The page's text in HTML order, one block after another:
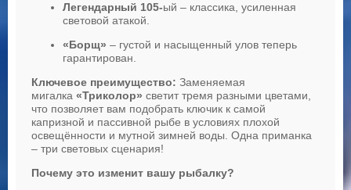
Легендарный 105-ый – классика, усиленная
световой атакой.
«Борщ» – густой и насыщенный улов теперь
гарантирован.
Ключевое преимущество: Заменяемая
мигалка «Триколор» светит тремя разными цветами,
что позволяет вам подобрать ключик к самой
капризной и пассивной рыбе в условиях плохой
освещённости и мутной зимней воды. Одна приманка
– три световых сценария!
Почему это изменит вашу рыбалку?